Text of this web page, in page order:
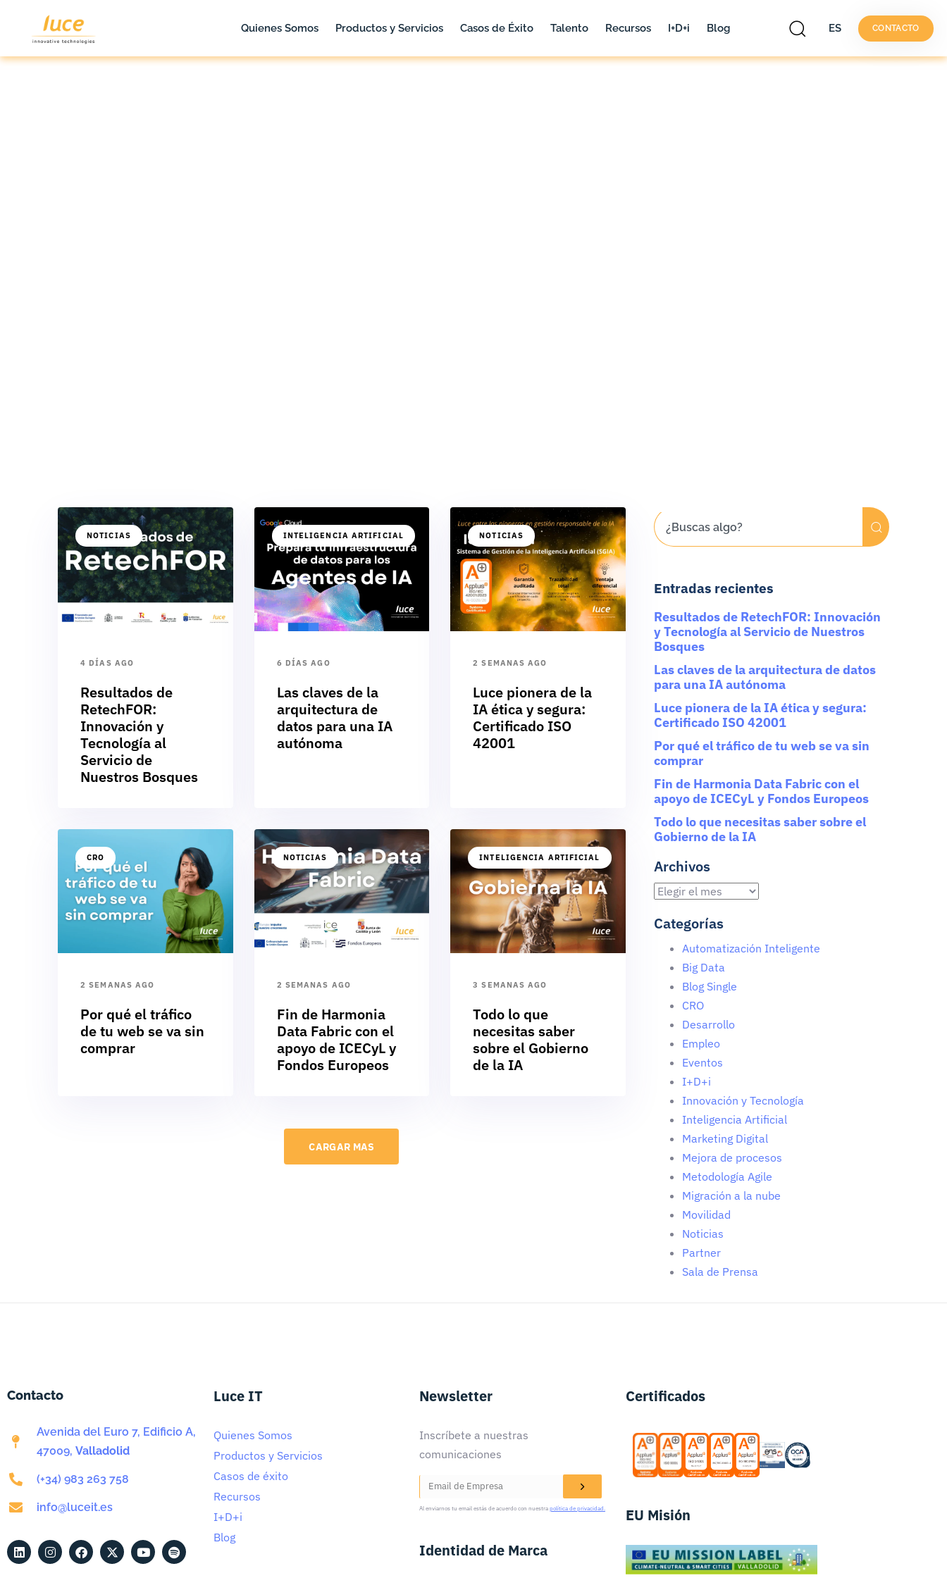
Quienes Somos Productos y Servicios Casos de Éxito Talento Recursos I+D+i Blog ES CONTACTO
NOTICIAS
4 DÍAS AGO
Resultados de
RetechFOR:
Innovación y
Tecnología al
Servicio de
Nuestros Bosques
INTELIGENCIA ARTIFICIAL
6 DÍAS AGO
Las claves de la
arquitectura de
datos para una IA
autónoma
NOTICIAS
2 SEMANAS AGO
Luce pionera de la
IA ética y segura:
Certificado ISO
42001
CRO
2 SEMANAS AGO
Por qué el tráfico
de tu web se va sin
comprar
NOTICIAS
2 SEMANAS AGO
Fin de Harmonia
Data Fabric con el
apoyo de ICECyL y
Fondos Europeos
INTELIGENCIA ARTIFICIAL
3 SEMANAS AGO
Todo lo que
necesitas saber
sobre el Gobierno
de la IA
CARGAR MAS
Entradas recientes
Resultados de RetechFOR: Innovación
y Tecnología al Servicio de Nuestros
Bosques
Las claves de la arquitectura de datos
para una IA autónoma
Luce pionera de la IA ética y segura:
Certificado ISO 42001
Por qué el tráfico de tu web se va sin
comprar
Fin de Harmonia Data Fabric con el
apoyo de ICECyL y Fondos Europeos
Todo lo que necesitas saber sobre el
Gobierno de la IA
Archivos
Categorías
Automatización Inteligente
Big Data
Blog Single
CRO
Desarrollo
Empleo
Eventos
I+D+i
Innovación y Tecnología
Inteligencia Artificial
Marketing Digital
Mejora de procesos
Metodología Agile
Migración a la nube
Movilidad
Noticias
Partner
Sala de Prensa
Contacto
Avenida del Euro 7, Edificio A,
47009, Valladolid
(+34) 983 263 758
info@luceit.es
Luce IT
Quienes Somos
Productos y Servicios
Casos de éxito
Recursos
I+D+i
Blog
Newsletter
Inscríbete a nuestras
comunicaciones
Al enviarnos tu email estás de acuerdo con nuestra política de privacidad.
Identidad de Marca
Certificados
EU Misión